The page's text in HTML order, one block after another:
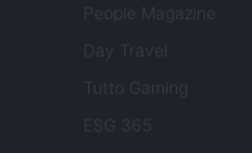
People Magazine
Day Travel
Tutto Gaming
ESG 365